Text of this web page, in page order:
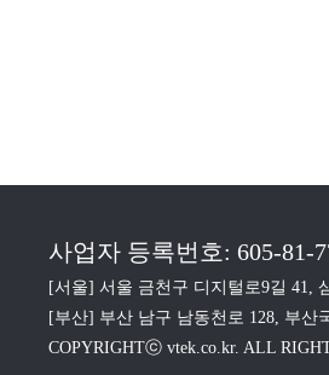
사업자 등록번호: 605-81-
[서울] 서울 금천구 디지털로9길 41,
[부산] 부산 남구 남동천로 128, 부산
COPYRIGHTⓒ vtek.co.kr. ALL